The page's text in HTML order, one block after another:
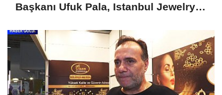
Başkanı Ufuk Pala, Istanbul Jewelry